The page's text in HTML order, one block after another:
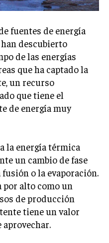
fuentes de energía
descubierto
de las energías
que ha captado la
un recurso
que tiene el
de energía muy
la energía térmica
un cambio de fase
o la evaporación.
por alto como un
de producción
tiene un valor